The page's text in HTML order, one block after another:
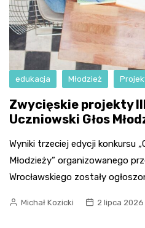
edukacja Młodzież
Zwycięskie projekty
Uczniowski Głos
Wyniki trzeciej edycji konkursu
Młodzieży” organizowanego
Wrocławskiego zostały
Michał Kozicki 2 lipca 2026